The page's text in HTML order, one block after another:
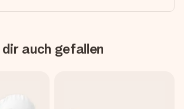
auch gefallen